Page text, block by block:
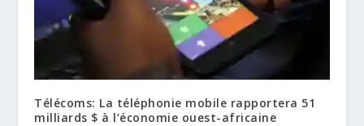
Télécoms: La téléphonie mobile rapportera 51
milliards $ à l’économie ouest-africaine